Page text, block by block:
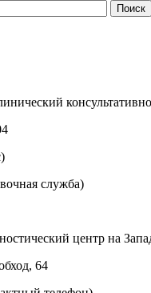
служба)
центр на
64